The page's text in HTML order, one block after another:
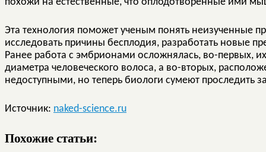
Эта технология поможет ученым понять неизученные
исследовать причины бесплодия, разработать новые
Ранее работа с эмбрионами осложнялась, во-первых,
диаметра человеческого волоса, а во-вторых,
недоступными, но теперь биологи сумеют проследить
Источник: naked-science.ru
Похожие статьи: